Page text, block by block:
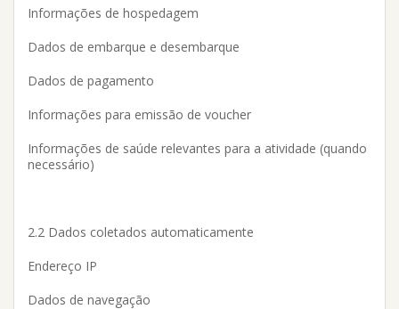
Informações de hospedagem
Dados de embarque e desembarque
Dados de pagamento
Informações para emissão de voucher
Informações de saúde relevantes para a atividade (quando
necessário)
2.2 Dados coletados automaticamente
Endereço IP
Dados de navegação